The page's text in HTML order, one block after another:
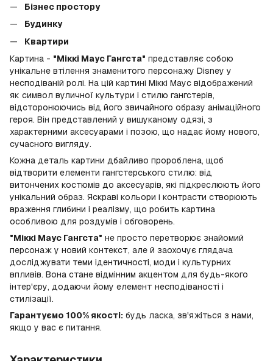
Бізнес простору
Будинку
Квартири
Картина - "Міккі Маус Гангста" представляє собою
унікальне втілення знаменитого персонажу Disney у
несподіваній ролі. На цій картині Міккі Маус відображений
як символ вуличної культури і стилю гангстерів,
відсторонюючись від його звичайного образу анімаційного
героя. Він представлений у вишуканому одязі, з
характерними аксесуарами і позою, що надає йому нового,
сучасного вигляду.
Кожна деталь картини дбайливо пророблена, щоб
відтворити елементи гангстерського стилю: від
витончених костюмів до аксесуарів, які підкреслюють його
унікальний образ. Яскраві кольори і контрасти створюють
враження глибини і реалізму, що робить картина
особливою для роздумів і обговорень.
"Міккі Маус Гангста" не просто перетворює знайомий
персонаж у новий контекст, але й заохочує глядача
досліджувати теми ідентичності, моди і культурних
впливів. Вона стане відмінним акцентом для будь-якого
інтер'єру, додаючи йому елемент несподіваності і
стилізації.
Гарантуємо 100% якості: будь ласка, зв'яжіться з нами,
якщо у вас є питання.